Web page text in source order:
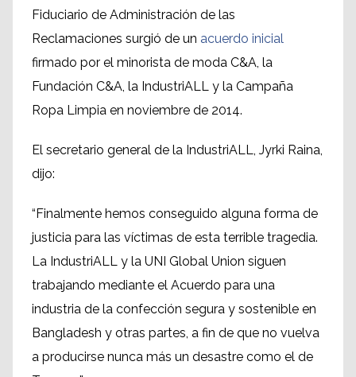
Fiduciario de Administración de las
Reclamaciones surgió de un acuerdo inicial
firmado por el minorista de moda C&A, la
Fundación C&A, la IndustriALL y la Campaña
Ropa Limpia en noviembre de 2014.
El secretario general de la IndustriALL, Jyrki Raina,
dijo:
“Finalmente hemos conseguido alguna forma de
justicia para las víctimas de esta terrible tragedia.
La IndustriALL y la UNI Global Union siguen
trabajando mediante el Acuerdo para una
industria de la confección segura y sostenible en
Bangladesh y otras partes, a fin de que no vuelva
a producirse nunca más un desastre como el de